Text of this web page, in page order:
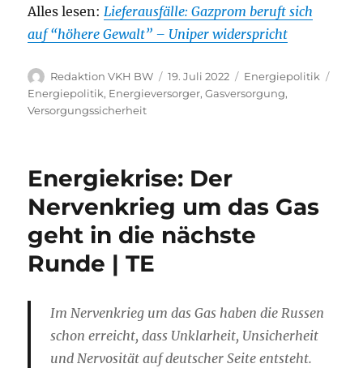
Alles lesen:Lieferausfälle: Gazprom beruft sich
auf “höhere Gewalt” – Uniper widerspricht
Autor
Redaktion VKH BW
Veröffentlicht
am
19. Juli 2022 Kategorien
Energiepolitik
Energiepolitik, Energieversorger,Gasversorgung,
Versorgungssicherheit
Energiekrise: Der
Nervenkrieg um das Gas
geht in die nächste
Runde | TE
Im Nervenkrieg um das Gas haben die Russen
schon erreicht, dass Unklarheit, Unsicherheit
und Nervosität auf deutscher Seite entsteht.